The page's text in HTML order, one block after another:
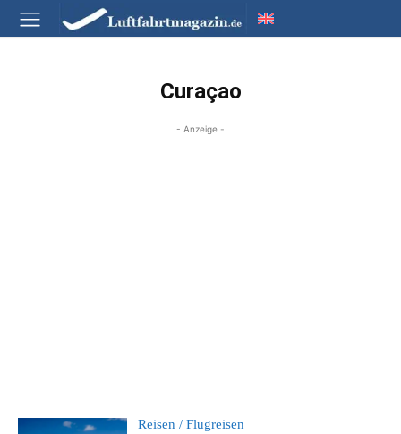
Curaçao
- Anzeige -
Reisen / Flugreisen